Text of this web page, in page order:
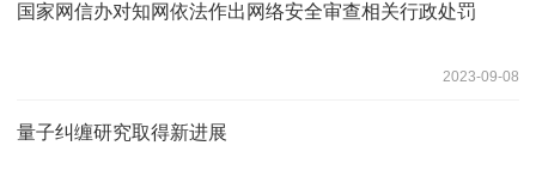
国家网信办对知网依法作出网络安全审查相关行政处罚
2023-09-08
量子纠缠研究取得新进展